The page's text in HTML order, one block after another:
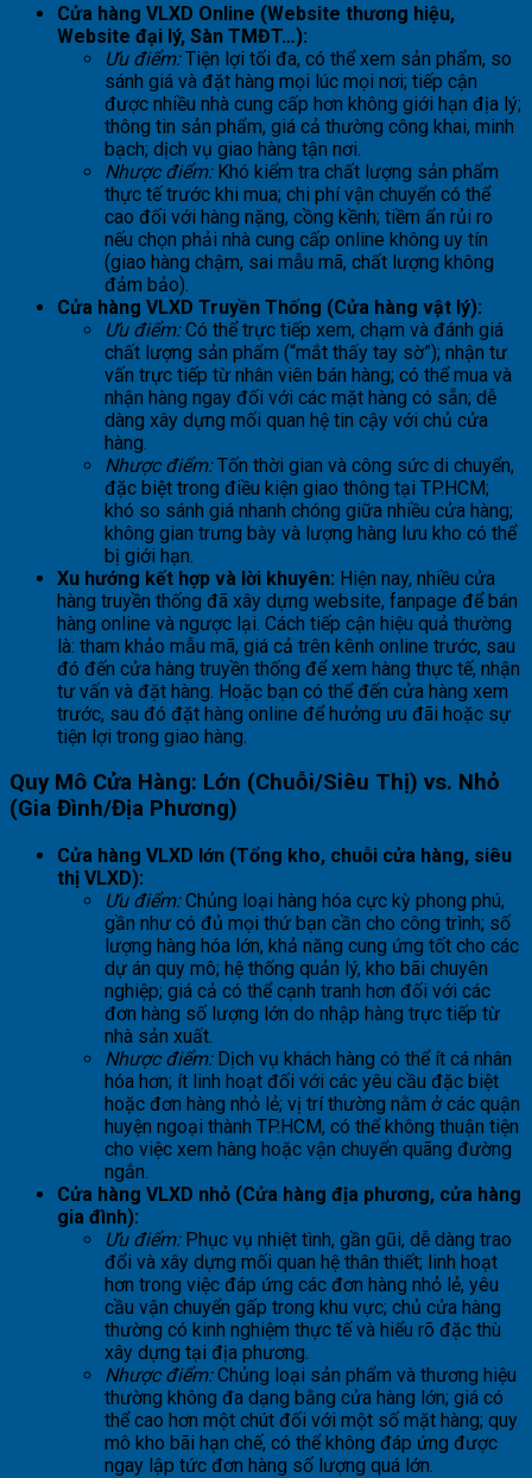
Cửa hàng VLXD Online (Website thương hiệu,
Website đại lý, Sàn TMĐT…):
Ưu điểm:Tiện lợi tối đa, có thể xem sản phẩm, so
sánh giá và đặt hàng mọi lúc mọi nơi; tiếp cận
được nhiều nhà cung cấp hơn không giới hạn địa lý;
thông tin sản phẩm, giá cả thường công khai, minh
bạch; dịch vụ giao hàng tận nơi.
Nhược điểm:Khó kiểm tra chất lượng sản phẩm
thực tế trước khi mua; chi phí vận chuyển có thể
cao đối với hàng nặng, cồng kềnh; tiềm ẩn rủi ro
nếu chọn phải nhà cung cấp online không uy tín
(giao hàng chậm, sai mẫu mã, chất lượng không
đảm bảo).
Cửa hàng VLXD Truyền Thống (Cửa hàng vật lý):
Ưu điểm:Có thể trực tiếp xem, chạm và đánh giá
chất lượng sản phẩm (“mắt thấy tay sờ”); nhận tư
vấn trực tiếp từ nhân viên bán hàng; có thể mua và
nhận hàng ngay đối với các mặt hàng có sẵn; dễ
dàng xây dựng mối quan hệ tin cậy với chủ cửa
hàng.
Nhược điểm:Tốn thời gian và công sức di chuyển,
đặc biệt trong điều kiện giao thông tại TP.HCM;
khó so sánh giá nhanh chóng giữa nhiều cửa hàng;
không gian trưng bày và lượng hàng lưu kho có thể
bị giới hạn.
Xu hướng kết hợp và lời khuyên: Hiện nay, nhiều cửa
hàng truyền thống đã xây dựng website, fanpage để bán
hàng online và ngược lại. Cách tiếp cận hiệu quả thường
là: tham khảo mẫu mã, giá cả trên kênh online trước, sau
đó đến cửa hàng truyền thống để xem hàng thực tế, nhận
tư vấn và đặt hàng. Hoặc bạn có thể đến cửa hàng xem
trước, sau đó đặt hàng online để hưởng ưu đãi hoặc sự
tiện lợi trong giao hàng.
Quy Mô Cửa Hàng: Lớn (Chuỗi/Siêu Thị) vs. Nhỏ
(Gia Đình/Địa Phương)
Cửa hàng VLXD lớn (Tổng kho, chuỗi cửa hàng, siêu
thị VLXD):
Ưu điểm:Chủng loại hàng hóa cực kỳ phong phú,
gần như có đủ mọi thứ bạn cần cho công trình; số
lượng hàng hóa lớn, khả năng cung ứng tốt cho các
dự án quy mô; hệ thống quản lý, kho bãi chuyên
nghiệp; giá cả có thể cạnh tranh hơn đối với các
đơn hàng số lượng lớn do nhập hàng trực tiếp từ
nhà sản xuất.
Nhược điểm:Dịch vụ khách hàng có thể ít cá nhân
hóa hơn; ít linh hoạt đối với các yêu cầu đặc biệt
hoặc đơn hàng nhỏ lẻ; vị trí thường nằm ở các quận
huyện ngoại thành TP.HCM, có thể không thuận tiện
cho việc xem hàng hoặc vận chuyển quãng đường
ngắn.
Cửa hàng VLXD nhỏ (Cửa hàng địa phương, cửa hàng
gia đình):
Ưu điểm:Phục vụ nhiệt tình, gần gũi, dễ dàng trao
đổi và xây dựng mối quan hệ thân thiết; linh hoạt
hơn trong việc đáp ứng các đơn hàng nhỏ lẻ, yêu
cầu vận chuyển gấp trong khu vực; chủ cửa hàng
thường có kinh nghiệm thực tế và hiểu rõ đặc thù
xây dựng tại địa phương.
Nhược điểm:Chủng loại sản phẩm và thương hiệu
thường không đa dạng bằng cửa hàng lớn; giá có
thể cao hơn một chút đối với một số mặt hàng; quy
mô kho bãi hạn chế, có thể không đáp ứng được
ngay lập tức đơn hàng số lượng quá lớn.